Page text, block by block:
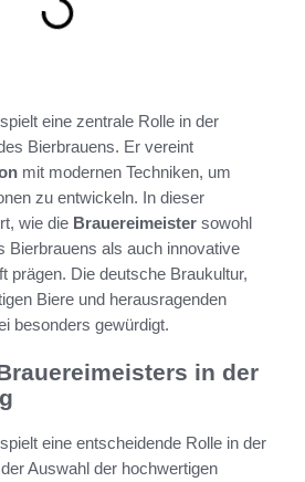
spielt eine zentrale Rolle in der
Bierbrauens. Er vereint
mit modernen Techniken, um
zu entwickeln. In dieser
wie die Brauereimeister sowohl
Bierbrauens als auch innovative
prägen. Die deutsche Braukultur,
Biere und herausragenden
besonders gewürdigt.
in der
spielt eine entscheidende Rolle in der
Auswahl der hochwertigen